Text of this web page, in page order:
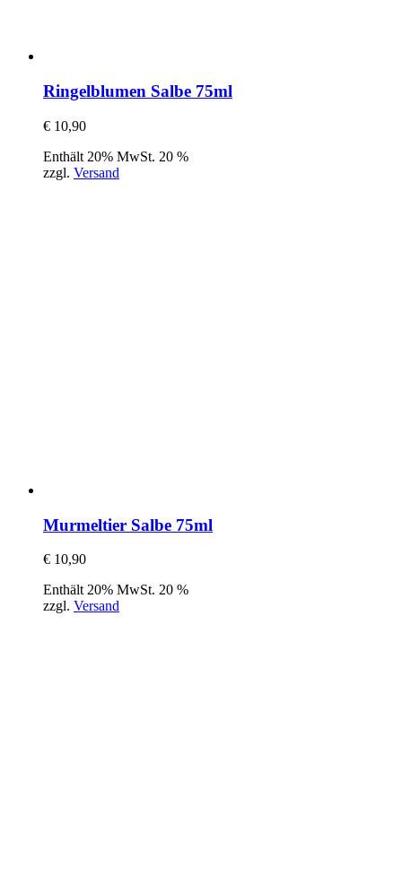
Ringelblumen Salbe 75ml
€ 10,90
Enthält 20% MwSt. 20 %
zzgl. Versand
Murmeltier Salbe 75ml
€ 10,90
Enthält 20% MwSt. 20 %
zzgl. Versand